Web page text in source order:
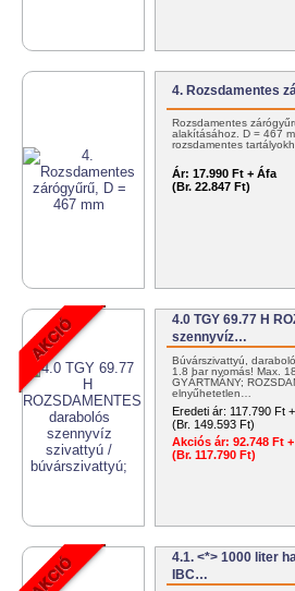
4. Rozsdamentes
Rozsdamentes
alakításához. D = 467
rozsdamentes
Ár: 17.990 Ft + Áfa
(Br. 22.847 Ft)
4.0 TGY 69.77 H
szennyvíz…
Búvárszivattyú,
1.8 bar nyomás! Max.
GYÁRTMÁNY;
elnyűhetetlen…
Eredeti ár: 117.790 Ft
(Br. 149.593 Ft)
Akciós ár: 92.748 Ft
(Br. 117.790 Ft)
4.1. <*> 1000 liter
IBC…